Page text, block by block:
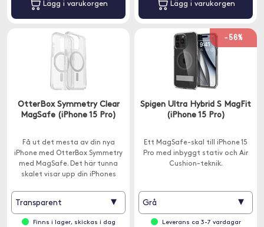
Lägg i varukorgen Lägg i varukorgen
OtterBox Symmetry Clear
MagSafe (iPhone 15 Pro)
Få ut det mesta av din nya
iPhone med OtterBox Symmetry
med MagSafe. Det här tunna
skalet visar upp din iPhones
Transparent ▾
Finns i lager, skickas i dag
-56%
Spigen Ultra Hybrid S MagFit
(iPhone 15 Pro)
Ett MagSafe-skal till iPhone 15
Pro med inbyggt stativ och Air
Cushion-teknik.
Grå ▾
Leverans ca 3-7 vardagar